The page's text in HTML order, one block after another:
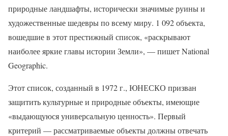
природные ландшафты, исторически значимые руины и
художественные шедевры по всему миру. 1 092 объекта,
вошедшие в этот престижный список, «раскрывают
наиболее яркие главы истории Земли», — пишет National
Geographic.
Этот список, созданный в 1972 г., ЮНЕСКО призван
защитить культурные и природные объекты, имеющие
«выдающуюся универсальную ценность». Первый
критерий — рассматриваемые объекты должны отвечать